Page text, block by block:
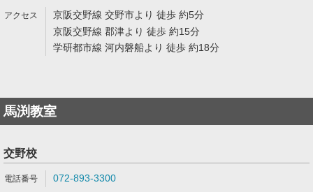
京阪交野線 交野市より 徒歩 約5分
京阪交野線 郡津より 徒歩 約15分
学研都市線 河内磐船より 徒歩 約18分
馬渕教室
交野校
072-893-3300